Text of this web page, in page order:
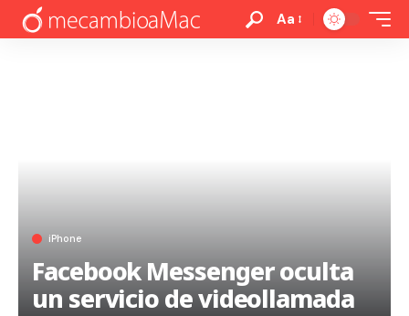
Aa
iPhone
Facebook Messenger oculta
un servicio de videollamada